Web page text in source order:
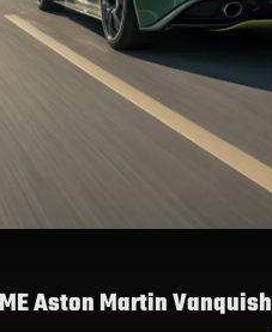
Aston Martin Vanquish